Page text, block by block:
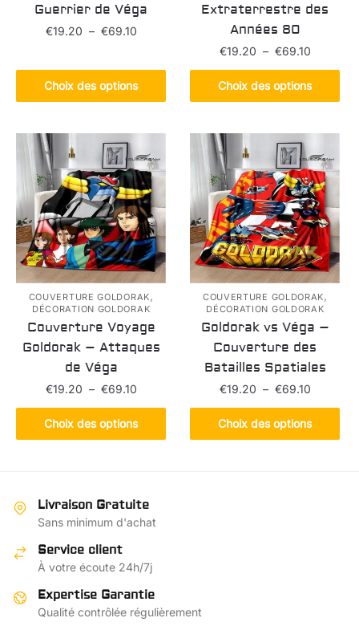
Guerrier de Véga
€19.20 – €69.10Plage
€19.20
à
Choix des options
produit
a
variations.
Les
options
peuvent
être
choisies
sur
la
page
du
produit
Extraterrestre des
Années 80
€19.20 – €69.10Plage
de
prix :
€19.20
Choix des options
Ce
produit
plusieurs
variations.
Les
options
peuvent
être
choisies
sur
la
page
du
produit
COUVERTURE GOLDORAK,
DÉCORATION GOLDORAK
Couverture Voyage
Goldorak – Attaques
de Véga
€19.20 – €69.10Plage
de
prix :
€19.20
Choix des options
Ce
produit
variations.
peuvent
être
choisies
sur
COUVERTURE GOLDORAK,
DÉCORATION GOLDORAK
Goldorak vs Véga –
Couverture des
Batailles Spatiales
€19.20 – €69.10Plage
de
prix :
€19.20
Choix des options
Ce
produit
Livraison Gratuite
Sans minimum d'achat
Service client
À votre écoute 24h/7j
Expertise Garantie
Qualité contrôlée régulièrement